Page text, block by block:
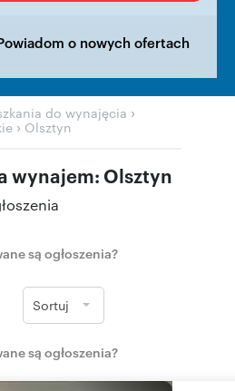
o nowych ofertach
do wynajęcia ›
› Olsztyn
wynajem: Olsztyn
są ogłoszenia?
Sortuj
są ogłoszenia?